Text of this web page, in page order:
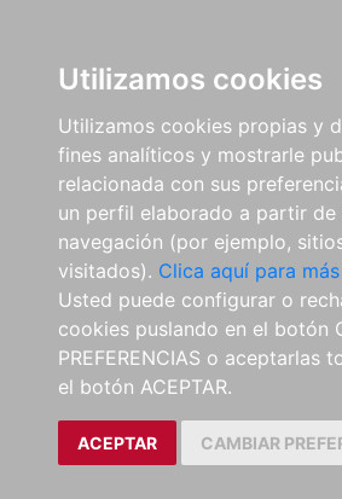
Utilizamos cookies
Utilizamos cookies propias y
fines analíticos y mostrarle
relacionada con sus
un perfil elaborado a partir de
navegación (por ejemplo,
visitados). Clica aquí para
Usted puede configurar o
cookies puslando en el botón
PREFERENCIAS o aceptarlas
el botón ACEPTAR.
ACEPTAR CAMBIAR